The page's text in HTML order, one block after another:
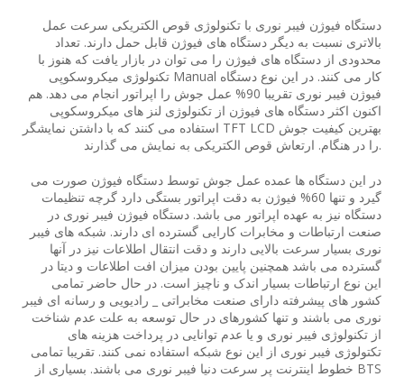
دستگاه فیوژن فیبر نوری با تکنولوژی قوص الکتریکی سرعت عمل
بالاتری نسبت به دیگر دستگاه های فیوژن قابل حمل دارند. تعداد
محدودی از دستگاه های فیوژن را می توان در بازار یافت که هنوز با
تکنولوژی میکروسکوپی Manual کار می کنند. در این نوع دستگاه
فیوژن فیبر نوری تقریبا 90% عمل جوش را اپراتور انجام می دهد. هم
اکنون اکثر دستگاه های فیوژن از تکنولوژی لنز های میکروسکوپی
استفاده می کنند که با داشتن نمایشگر TFT LCD بهترین کیفیت جوش
را در هنگام. ارتعاش قوص الکتریکی به نمایش می گذارند.
در این دستگاه ها عمده عمل جوش توسط دستگاه فیوژن صورت می
گیرد و تنها 60% فیوژن به دقت اپراتور بستگی دارد گرچه تنظیمات
دستگاه نیز به عهده اپراتور می باشد. دستگاه فیوژن فیبر نوری در
صنعت ارتباطات و مخابرات کارایی گسترده ای دارند. شبکه های فیبر
نوری بسیار سرعت بالایی دارند و دقت انتقال اطلاعات نیز در آنها
گسترده می باشد همچنین پایین بودن میزان افت اطلاعات و دیتا در
این نوع ارتباطات بسیار اندک و ناچیز است. در حال حاضر تمامی
کشور های پیشرفته دارای صنعت مخابراتی _ رادیویی و رسانه ای فیبر
نوری می باشند و تنها کشورهای در حال توسعه به علت عدم شناخت
از تکنولوژی فیبر نوری و یا عدم توانایی در پرداخت هزینه های
تکتولوژی فیبر نوری از این نوع شبکه استفاده نمی کنند. تقریبا تمامی
خطوط اینترنت پر سرعت دنیا فیبر نوری می باشند. بسیاری از BTS